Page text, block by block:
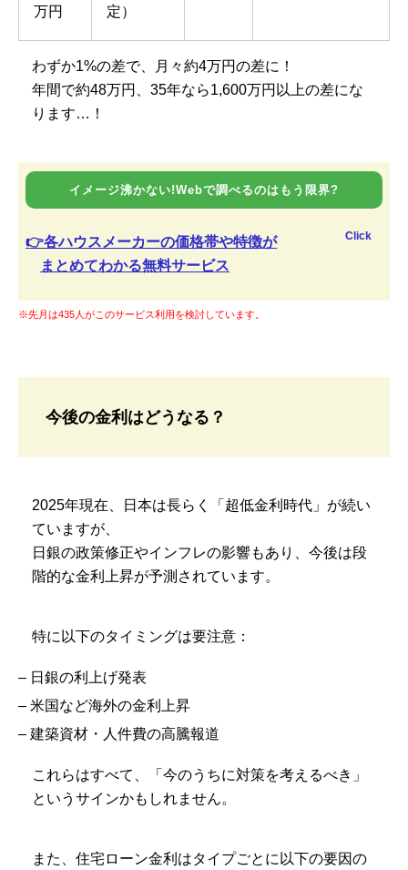
万円
定）
わずか1%の差で、月々約4万円の差に！
年間で約48万円、35年なら1,600万円以上の差にな
ります…！
イメージ沸かない!Webで調べるのはもう限界?
👉各ハウスメーカーの価格帯や特徴が
まとめてわかる無料サービス
Click
※先月は435人がこのサービス利用を検討しています。
今後の金利はどうなる？
2025年現在、日本は長らく「超低金利時代」が続い
ていますが、
日銀の政策修正やインフレの影響もあり、今後は段
階的な金利上昇が予測されています。
特に以下のタイミングは要注意：
– 日銀の利上げ発表
– 米国など海外の金利上昇
– 建築資材・人件費の高騰報道
これらはすべて、「今のうちに対策を考えるべき」
というサインかもしれません。
また、住宅ローン金利はタイプごとに以下の要因の